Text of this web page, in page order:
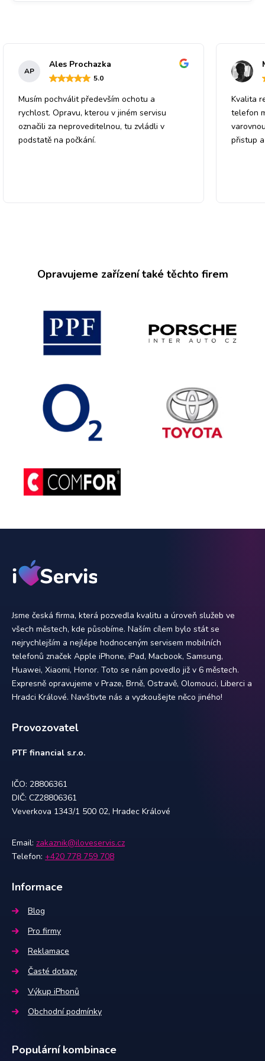
AP
Ales Prochazka
5.0
Musím pochválit především ochotu a
rychlost. Opravu, kterou v jiném servisu
označili za neproveditelnou, tu zvládli v
podstatě na počkání.
Kvalita
telefon
přistup
Opravujeme zařízení také těchto firem
Jsme česká firma, která pozvedla kvalitu a úroveň služeb ve
všech městech, kde působíme. Naším cílem bylo stát se
nejrychlejším a nejlépe hodnoceným servisem mobilních
telefonů značek Apple iPhone, iPad, Macbook, Samsung,
Huawei, Xiaomi, Honor. Toto se nám povedlo již v 6 městech.
Expresně opravujeme v Praze, Brně, Ostravě, Olomouci, Liberci a
Hradci Králové. Navštivte nás a vyzkoušejte něco jiného!
Provozovatel
PTF financial s.r.o.
IČO: 28806361
DIČ: CZ28806361
Veverkova 1343/1 500 02, Hradec Králové
Email: zakaznik@iloveservis.cz
Telefon: +420 778 759 708
Informace
Blog
Pro firmy
Reklamace
Časté dotazy
Výkup iPhonů
Obchodní podmínky
Populární kombinace